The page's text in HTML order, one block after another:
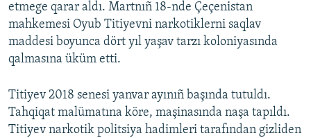
etmege qarar aldı. Martnıñ 18-nde Çeçenistan
mahkemesi Oyub Titiyevni narkotiklerni saqlav
maddesi boyunca dört yıl yaşav tarzı koloniyasında
qalmasına üküm etti.
Titiyev 2018 senesi yanvar ayınıñ başında tutuldı.
Tahqiqat malümatına köre, maşinasında naşa tapıldı.
Titiyev narkotik politsiya hadimleri tarafından gizliden